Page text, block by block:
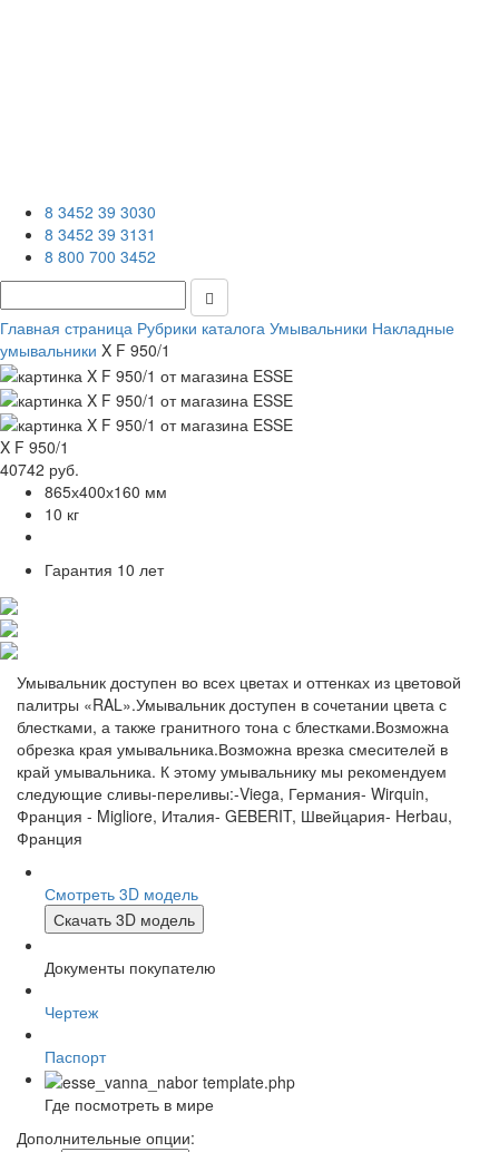
8 3452 39 3030
8 3452 39 3131
8 800 700 3452
Главная страница Рубрики каталога Умывальники Накладные
умывальники X F 950/1
X F 950/1
40742 руб.
865х400х160 мм
10 кг
Гарантия 10 лет
Умывальник доступен во всех цветах и оттенках из цветовой
палитры «RAL».Умывальник доступен в сочетании цвета с
блестками, а также гранитного тона с блестками.Возможна
обрезка края умывальника.Возможна врезка смесителей в
край умывальника. К этому умывальнику мы рекомендуем
следующие сливы-переливы:-Viega, Германия- Wirquin,
Франция - Migliore, Италия- GEBERIT, Швейцария- Herbau,
Франция
Смотреть 3D модель
Скачать 3D модель
Документы покупателю
Чертеж
Паспорт
Где посмотреть в мире
Дополнительные опции: